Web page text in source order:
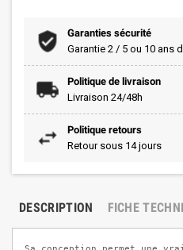
Garanties sécurité
Garantie 2 / 5 ou 10 ans
Politique de livraison
Livraison 24/48h
Politique retours
Retour sous 14 jours
DESCRIPTION FICHE